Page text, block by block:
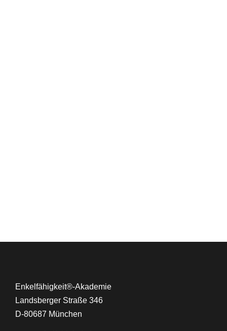
Enkelfähigkeit®-Akademie
Landsberger Straße 346
D-80687 München